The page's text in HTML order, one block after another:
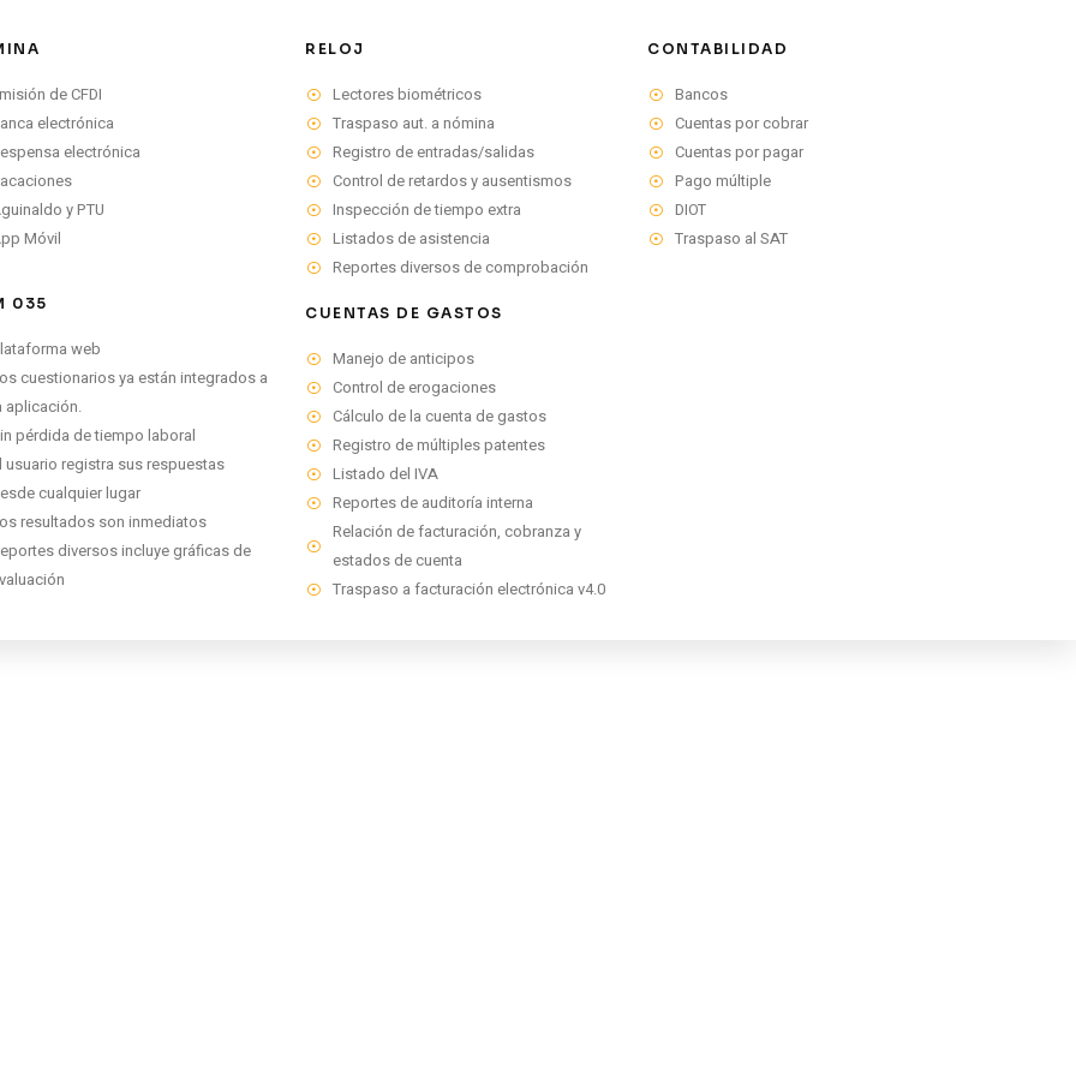
de CFDI
electrónica
electrónica
y PTU
Móvil
035
web
cuestionarios ya están integrados a
aplicación.
pérdida de tiempo laboral
usuario registra sus respuestas
cualquier lugar
resultados son inmediatos
diversos incluye gráficas de
RELOJ
Lectores biométricos
Traspaso aut. a nómina
Registro de entradas/salidas
Control de retardos y ausentismos
Inspección de tiempo extra
Listados de asistencia
Reportes diversos de comprobación
CUENTAS DE GASTOS
Manejo de anticipos
Control de erogaciones
Cálculo de la cuenta de gastos
Registro de múltiples patentes
Listado del IVA
Reportes de auditoría interna
Relación de facturación, cobranza y
estados de cuenta
Traspaso a facturación electrónica v4.0
CONTABILIDAD
Bancos
Cuentas por cobrar
Cuentas por pagar
Pago múltiple
DIOT
Traspaso al SAT